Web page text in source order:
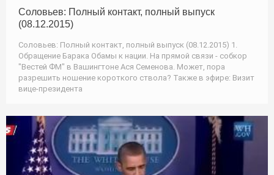
Соловьев: Полный контакт, полный выпуск
(08.12.2015)
Соловьев: Полный контакт, полный выпуск (08.12.2015) 1.
Обращение Барака Обамы к нации. На прямой связи - собкор
"Вестей ФМ" в Вашингтоне Ася Семенова. Может, пора
разрешить ношение короткого ствола? Также в эфире: Визит
вице-президента